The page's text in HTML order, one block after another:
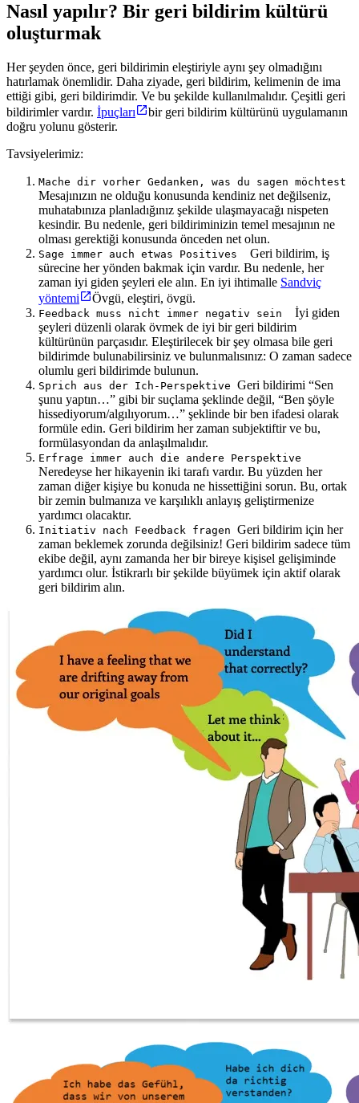
Nasıl yapılır? Bir geri bildirim kültürü
oluşturmak
Her şeyden önce, geri bildirimin eleştiriyle aynı şey olmadığını
hatırlamak önemlidir. Daha ziyade, geri bildirim, kelimenin de ima
ettiği gibi, geri bildirimdir. Ve bu şekilde kullanılmalıdır. Çeşitli geri
bildirimler vardır. İpuçları
bir geri bildirim kültürünü uygulamanın
doğru yolunu gösterir.
Tavsiyelerimiz:
Mache dir vorher Gedanken, was du sagen möchtest
Mesajınızın ne olduğu konusunda kendiniz net değilseniz,
muhatabınıza planladığınız şekilde ulaşmayacağı nispeten
kesindir. Bu nedenle, geri bildiriminizin temel mesajının ne
olması gerektiği konusunda önceden net olun.
Sage immer auch etwas Positives Geri bildirim, iş
sürecine her yönden bakmak için vardır. Bu nedenle, her
zaman iyi giden şeyleri ele alın. En iyi ihtimalle Sandviç
yöntemi
Övgü, eleştiri, övgü.
Feedback muss nicht immer negativ sein İyi giden
şeyleri düzenli olarak övmek de iyi bir geri bildirim
kültürünün parçasıdır. Eleştirilecek bir şey olmasa bile geri
bildirimde bulunabilirsiniz ve bulunmalısınız: O zaman sadece
olumlu geri bildirimde bulunun.
Sprich aus der Ich-Perspektive Geri bildirimi “Sen
şunu yaptın…” gibi bir suçlama şeklinde değil, “Ben şöyle
hissediyorum/algılıyorum…” şeklinde bir ben ifadesi olarak
formüle edin. Geri bildirim her zaman subjektiftir ve bu,
formülasyondan da anlaşılmalıdır.
Erfrage immer auch die andere Perspektive
Neredeyse her hikayenin iki tarafı vardır. Bu yüzden her
zaman diğer kişiye bu konuda ne hissettiğini sorun. Bu, ortak
bir zemin bulmanıza ve karşılıklı anlayış geliştirmenize
yardımcı olacaktır.
Initiativ nach Feedback fragen Geri bildirim için her
zaman beklemek zorunda değilsiniz! Geri bildirim sadece tüm
ekibe değil, aynı zamanda her bir bireye kişisel gelişiminde
yardımcı olur. İstikrarlı bir şekilde büyümek için aktif olarak
geri bildirim alın.